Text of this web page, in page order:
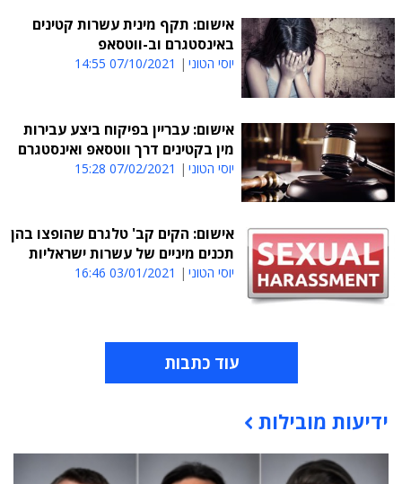
אישום: תקף מינית עשרות קטינים
באינסטגרם וב-ווטסאפ
יוסי הטוני 07/10/2021 14:55
אישום: עבריין בפיקוח ביצע עבירות
מין בקטינים דרך ווטסאפ ואינסטגרם
יוסי הטוני 07/02/2021 15:28
אישום: הקים קב' טלגרם שהופצו בהן
תכנים מיניים של עשרות ישראליות
יוסי הטוני 03/01/2021 16:46
עוד כתבות
תוכן פרסומי
ידיעות מובילות